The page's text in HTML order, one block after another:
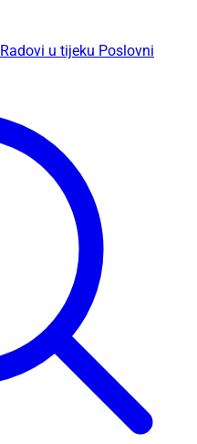
Radovi u tijeku Poslovni